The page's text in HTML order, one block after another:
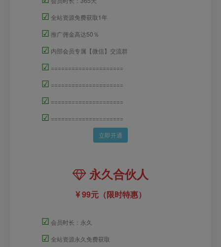
☑ 全站资源免费获取1年
☑ 推广佣金高达50％
☑ 内部会员专属【微信】交流群
☑ =====================
☑ =====================
☑ =====================
☑ =====================
立即开通
永久合伙人
99元（限时特惠）
☑ 会员时长：永久
☑ 全站资源永久免费获取